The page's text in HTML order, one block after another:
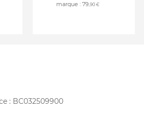
marque : 79,90 €
: BC032509900